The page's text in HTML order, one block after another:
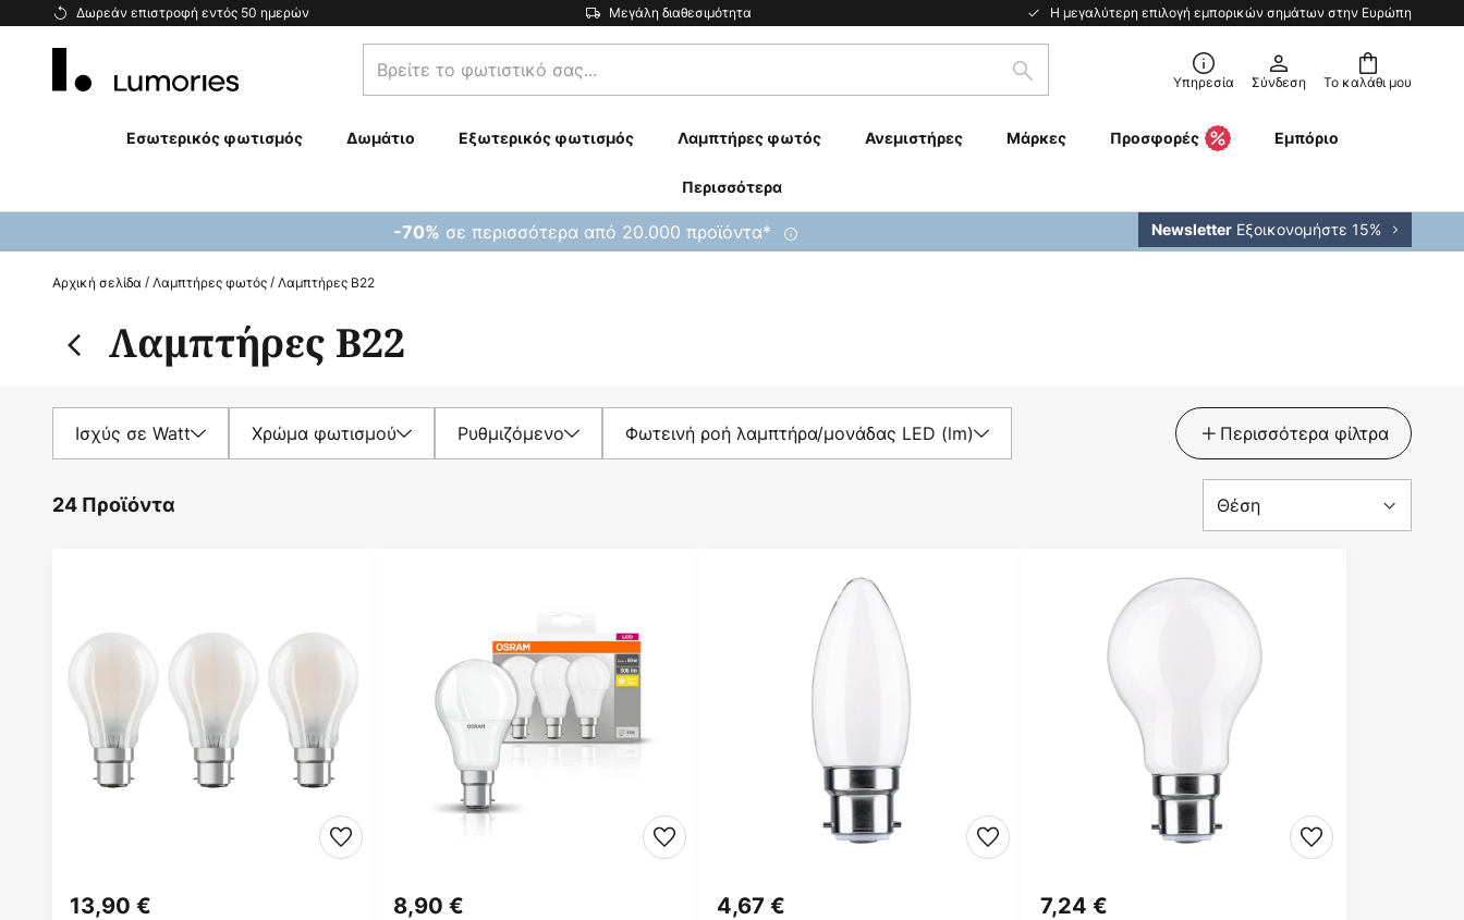
Δωρεάν επιστροφή εντός 50 ημερών Μεγάλη διαθεσιμότητα Η μεγαλύτερη επιλογή εμπορικών σημάτων στην Ευρώπη
Μετάβαση
Το καλάθι μου
Βρείτε
το
σας...
Αναζήτηση Υπηρεσία Σύνδεση
Εσωτερικός φωτισμός Δωμάτιο Εξωτερικός φωτισμός Λαμπτήρες φωτός Ανεμιστήρες Μάρκες Προσφορές Εμπόριο
Περισσότερα
-70% σε περισσότερα από 20.000 προϊόντα* Newsletter Εξοικονομήστε 15%
Αρχική σελίδα Λαμπτήρες φωτός Λαμπτήρες B22
Λαμπτήρες B22
Ισχύς σε Watt Χρώμα φωτισμού Ρυθμιζόμενο Φωτεινή ροή λαμπτήρα/μονάδας LED (lm) Περισσότερα φίλτρα
24 Προϊόντα
13,90 € 8,90 € 4,67 € 7,24 €